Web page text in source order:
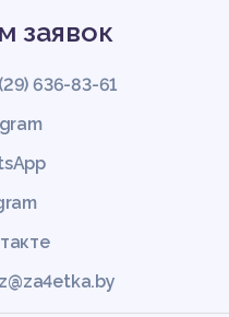
заявок
636-83-61